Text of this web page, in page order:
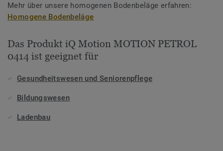
Mehr über unsere homogenen Bodenbeläge erfahren:
Homogene Bodenbeläge
Das Produkt iQ Motion MOTION PETROL
0414 ist geeignet für
Gesundheitswesen und Seniorenpflege
Bildungswesen
Ladenbau